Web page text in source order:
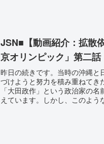
JSN■【動画紹介：拡散
京オリンピック」第二話
昨日の続きです。当時の沖縄と
づけようと努力を積み重ねてき
「大田政作」という政治家の
えています。しかし、このよ